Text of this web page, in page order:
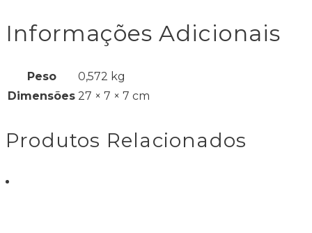
Informações Adicionais
Peso
0,572 kg
Dimensões 27 × 7 × 7 cm
Produtos Relacionados